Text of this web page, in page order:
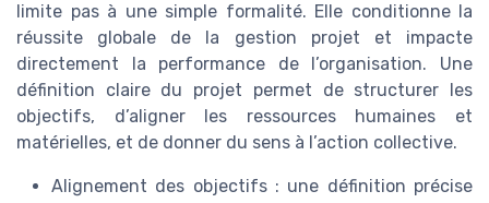
limite pas à une simple formalité. Elle conditionne la
réussite globale de la gestion projet et impacte
directement la performance de l’organisation. Une
définition claire du projet permet de structurer les
objectifs, d’aligner les ressources humaines et
matérielles, et de donner du sens à l’action collective.
Alignement des objectifs : une définition précise